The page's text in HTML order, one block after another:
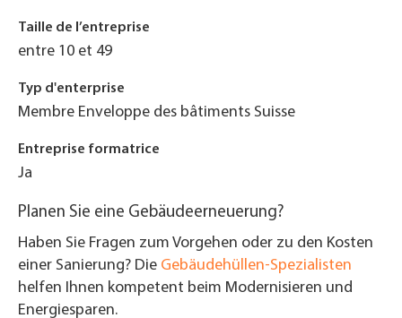
Taille de l’entreprise
entre 10 et 49
Typ d'enterprise
Membre Enveloppe des bâtiments Suisse
Entreprise formatrice
Ja
Planen Sie eine Gebäudeerneuerung?
Haben Sie Fragen zum Vorgehen oder zu den Kosten
einer Sanierung? Die Gebäudehüllen-Spezialisten
helfen Ihnen kompetent beim Modernisieren und
Energiesparen.